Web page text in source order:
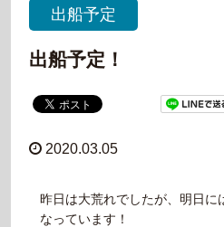
出船予定
出船予定！
2020.03.05
昨日は大荒れでしたが、明日に
なっています！